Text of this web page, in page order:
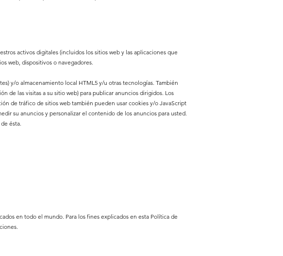
activos digitales (incluidos los sitios web y las aplicaciones que
web, dispositivos o navegadores.
y/o almacenamiento local HTML5 y/u otras tecnologías. También
de las visitas a su sitio web) para publicar anuncios dirigidos. Los
de tráfico de sitios web también pueden usar cookies y/o JavaScript
su anuncios y personalizar el contenido de los anuncios para usted.
ésta.
en todo el mundo. Para los fines explicados en esta Política de